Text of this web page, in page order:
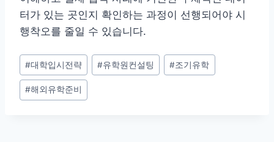
터가 있는 곳인지 확인하는 과정이 선행되어야 시
행착오를 줄일 수 있습니다.
Post
Tags:
#대학입시전략 #유학원컨설팅 #조기유학
#해외유학준비